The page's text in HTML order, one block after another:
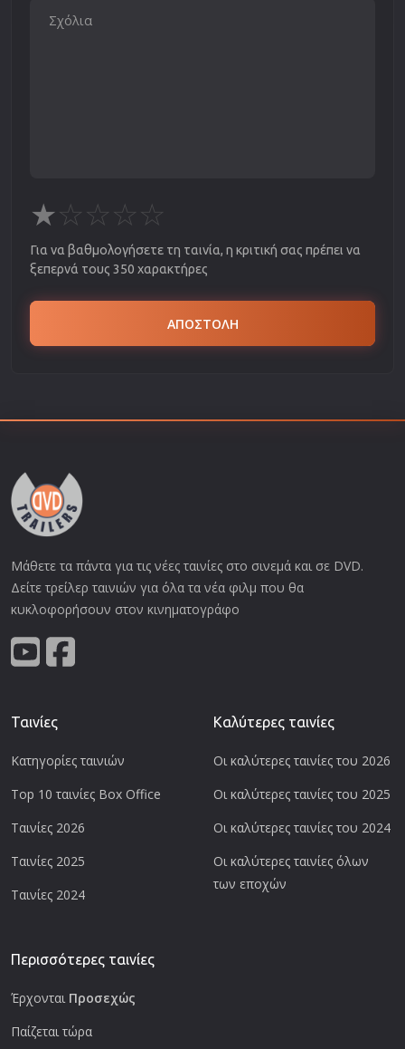
★☆☆☆☆
Για να βαθμολογήσετε τη ταινία, η κριτική σας πρέπει να
ξεπερνά τους 350 χαρακτήρες
ΑΠΟΣΤΟΛΗ
Μάθετε τα πάντα για τις νέες ταινίες στο σινεμά και σε DVD.
Δείτε τρείλερ ταινιών για όλα τα νέα φιλμ που θα
κυκλοφορήσουν στον κινηματογράφο
Ταινίες
Κατηγορίες ταινιών
Top 10 ταινίες Box Office
Ταινίες 2026
Ταινίες 2025
Ταινίες 2024
Καλύτερες ταινίες
Οι καλύτερες ταινίες του 2026
Οι καλύτερες ταινίες του 2025
Οι καλύτερες ταινίες του 2024
Οι καλύτερες ταινίες όλων
των εποχών
Περισσότερες ταινίες
Έρχονται Προσεχώς
Παίζεται τώρα